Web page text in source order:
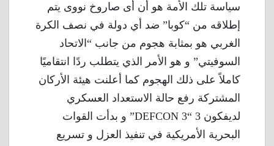
سياسة تلك الأمة هو أن أى صاروخ نووى يتم
إطلاقه من “كوبا” ضد أي دولة في نصف الكرة
الغربي هو بمثابة هجوم من جانب “الاتحاد
السوفيتي” و هو الأمر الذي يتطلب ردًا انتقاميًا
كاملاً على ذلك الهجوم كما أعلنت هيئة الأركان
المشتركة رفع حالة الاستعداد العسكري
لديفكون 3 “DEFCON 3” و بدأت القوات
البحرية الأمريكية في تنفيذ العزل و تسريع